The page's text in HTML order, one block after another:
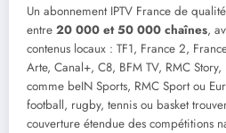
Un abonnement IPTV France de
entre 20 000 et 50 000 chaînes,
contenus locaux : TF1, France 2,
Arte, Canal+, C8, BFM TV, RMC
comme beIN Sports, RMC Sport ou
football, rugby, tennis ou basket
couverture étendue des compétitions